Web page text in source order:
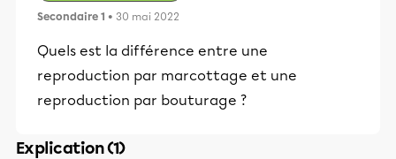
Secondaire 1 • 30 mai 2022
Quels est la différence entre une
reproduction par marcottage et une
reproduction par bouturage ?
Explication (1)